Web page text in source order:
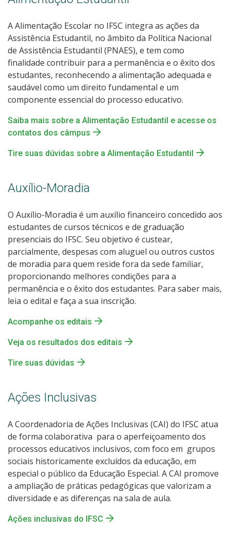
A Alimentação Escolar no IFSC integra as ações da
Assistência Estudantil, no âmbito da Política Nacional
de Assistência Estudantil (PNAES), e tem como
finalidade contribuir para a permanência e o êxito dos
estudantes, reconhecendo a alimentação adequada e
saudável como um direito fundamental e um
componente essencial do processo educativo.
Saiba mais sobre a Alimentação Estudantil e acesse os
contatos dos câmpus
Tire suas dúvidas sobre a Alimentação Estudantil
Auxílio-Moradia
O Auxílio-Moradia é um auxílio financeiro concedido aos
estudantes de cursos técnicos e de graduação
presenciais do IFSC. Seu objetivo é custear,
parcialmente, despesas com aluguel ou outros custos
de moradia para quem reside fora da sede familiar,
proporcionando melhores condições para a
permanência e o êxito dos estudantes. Para saber mais,
leia o edital e faça a sua inscrição.
Acompanhe os editais
Veja os resultados dos editais
Tire suas dúvidas
Ações Inclusivas
A Coordenadoria de Ações Inclusivas (CAI) do IFSC atua
de forma colaborativa para o aperfeiçoamento dos
processos educativos inclusivos, com foco em grupos
sociais historicamente excluídos da educação, em
especial o público da Educação Especial. A CAI promove
a ampliação de práticas pedagógicas que valorizam a
diversidade e as diferenças na sala de aula.
Ações inclusivas do IFSC